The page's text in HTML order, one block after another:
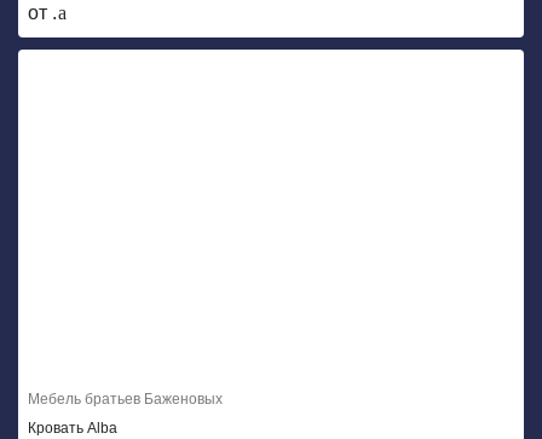
от .
Мебель братьев Баженовых
Кровать Alba